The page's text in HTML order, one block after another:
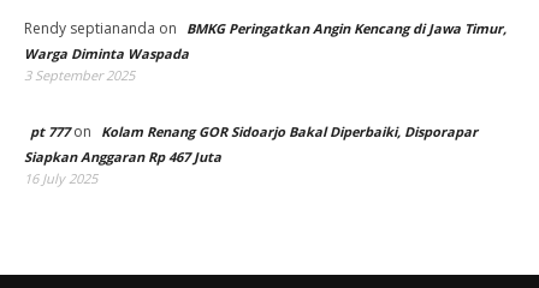
Rendy septiananda on
BMKG Peringatkan Angin Kencang di Jawa Timur,
Warga Diminta Waspada
3 September 2025
pt 777on
Kolam Renang GOR Sidoarjo Bakal Diperbaiki, Disporapar
Siapkan Anggaran Rp 467 Juta
16 July 2025